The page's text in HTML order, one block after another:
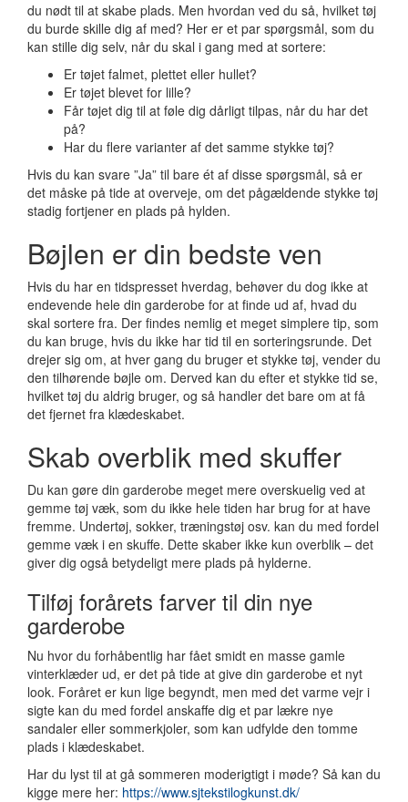
du nødt til at skabe plads. Men hvordan ved du så, hvilket tøj
du burde skille dig af med? Her er et par spørgsmål, som du
kan stille dig selv, når du skal i gang med at sortere:
Er tøjet falmet, plettet eller hullet?
Er tøjet blevet for lille?
Får tøjet dig til at føle dig dårligt tilpas, når du har det
på?
Har du flere varianter af det samme stykke tøj?
Hvis du kan svare ”Ja” til bare ét af disse spørgsmål, så er
det måske på tide at overveje, om det pågældende stykke tøj
stadig fortjener en plads på hylden.
Bøjlen er din bedste ven
Hvis du har en tidspresset hverdag, behøver du dog ikke at
endevende hele din garderobe for at finde ud af, hvad du
skal sortere fra. Der findes nemlig et meget simplere tip, som
du kan bruge, hvis du ikke har tid til en sorteringsrunde. Det
drejer sig om, at hver gang du bruger et stykke tøj, vender du
den tilhørende bøjle om. Derved kan du efter et stykke tid se,
hvilket tøj du aldrig bruger, og så handler det bare om at få
det fjernet fra klædeskabet.
Skab overblik med skuffer
Du kan gøre din garderobe meget mere overskuelig ved at
gemme tøj væk, som du ikke hele tiden har brug for at have
fremme. Undertøj, sokker, træningstøj osv. kan du med fordel
gemme væk i en skuffe. Dette skaber ikke kun overblik – det
giver dig også betydeligt mere plads på hylderne.
Tilføj forårets farver til din nye
garderobe
Nu hvor du forhåbentlig har fået smidt en masse gamle
vinterklæder ud, er det på tide at give din garderobe et nyt
look. Foråret er kun lige begyndt, men med det varme vejr i
sigte kan du med fordel anskaffe dig et par lækre nye
sandaler eller sommerkjoler, som kan udfylde den tomme
plads i klædeskabet.
Har du lyst til at gå sommeren moderigtigt i møde? Så kan du
kigge mere her: https://www.sjtekstilogkunst.dk/